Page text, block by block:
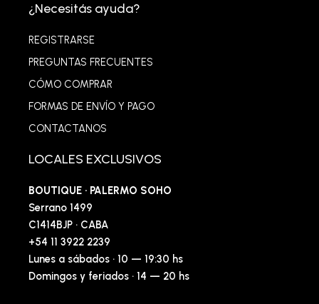
¿Necesitás ayuda?
REGISTRARSE
PREGUNTAS FRECUENTES
CÓMO COMPRAR
FORMAS DE ENVÍO Y PAGO
CONTACTANOS
LOCALES EXCLUSIVOS
BOUTIQUE · PALERMO SOHO
Serrano 1499
C1414BJP · CABA
+54 11 3922 2239
Lunes a sábados · 10 — 19:30 hs
Domingos y feriados · 14 — 20 hs